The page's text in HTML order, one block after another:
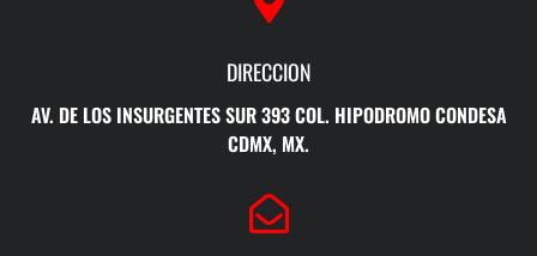
DIRECCION
AV. DE LOS INSURGENTES SUR 393 COL. HIPODROMO CONDESA
CDMX, MX.